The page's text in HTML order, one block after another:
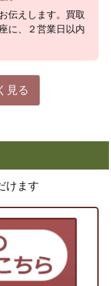
伝えします。買取
に、２営業日以内
見る
けます